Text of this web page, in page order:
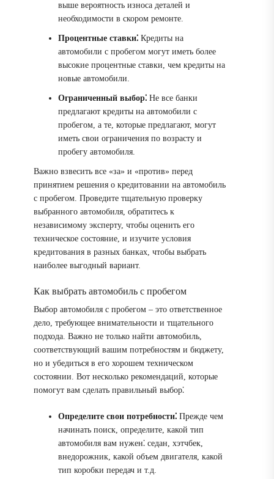
выше вероятность износа деталей и
необходимости в скором ремонте.
Процентные ставки⁚ Кредиты на
автомобили с пробегом могут иметь более
высокие процентные ставки, чем кредиты на
новые автомобили.
Ограниченный выбор⁚ Не все банки
предлагают кредиты на автомобили с
пробегом, а те, которые предлагают, могут
иметь свои ограничения по возрасту и
пробегу автомобиля.
Важно взвесить все «за» и «против» перед
принятием решения о кредитовании на автомобиль
с пробегом. Проведите тщательную проверку
выбранного автомобиля, обратитесь к
независимому эксперту, чтобы оценить его
техническое состояние, и изучите условия
кредитования в разных банках, чтобы выбрать
наиболее выгодный вариант.
Как выбрать автомобиль с пробегом
Выбор автомобиля с пробегом – это ответственное
дело, требующее внимательности и тщательного
подхода. Важно не только найти автомобиль,
соответствующий вашим потребностям и бюджету,
но и убедиться в его хорошем техническом
состоянии. Вот несколько рекомендаций, которые
помогут вам сделать правильный выбор⁚
Определите свои потребности⁚ Прежде чем
начинать поиск, определите, какой тип
автомобиля вам нужен⁚ седан, хэтчбек,
внедорожник, какой объем двигателя, какой
тип коробки передач и т.д.